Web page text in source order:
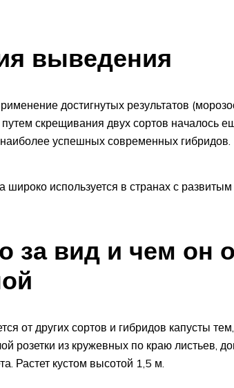
выведения
достигнутых результатов
путем скрещивания двух сортов началось
успешных современных гибридов.
широко используется в странах с
за вид и чем он
от других сортов и гибридов капусты
розетки из кружевных по краю листьев,
Растет кустом высотой 1,5 м.